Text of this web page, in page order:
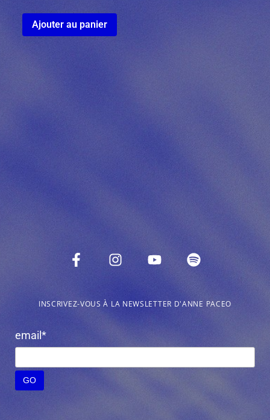
Ajouter au panier
INSCRIVEZ-VOUS À LA NEWSLETTER D'ANNE PACEO
email*